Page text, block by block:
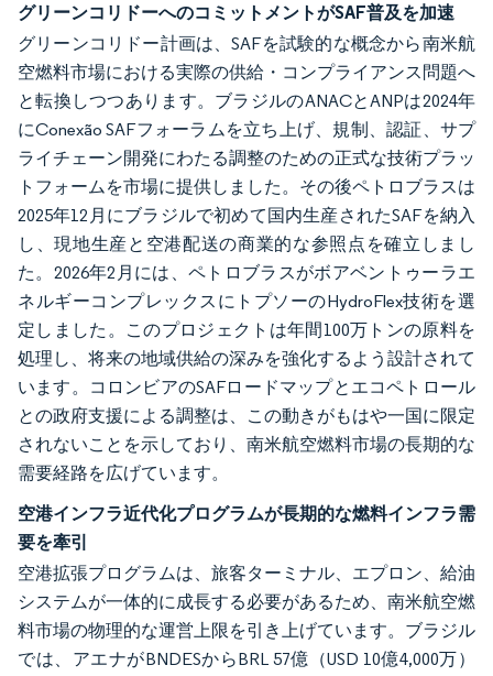
グリーンコリドーへのコミットメントがSAF普及を加速
グリーンコリドー計画は、SAFを試験的な概念から南米航
空燃料市場における実際の供給・コンプライアンス問題へ
と転換しつつあります。ブラジルのANACとANPは2024年
にConexão SAFフォーラムを立ち上げ、規制、認証、サプ
ライチェーン開発にわたる調整のための正式な技術プラッ
トフォームを市場に提供しました。その後ペトロブラスは
2025年12月にブラジルで初めて国内生産されたSAFを納入
し、現地生産と空港配送の商業的な参照点を確立しまし
た。2026年2月には、ペトロブラスがボアベントゥーラエ
ネルギーコンプレックスにトプソーのHydroFlex技術を選
定しました。このプロジェクトは年間100万トンの原料を
処理し、将来の地域供給の深みを強化するよう設計されて
います。コロンビアのSAFロードマップとエコペトロール
との政府支援による調整は、この動きがもはや一国に限定
されないことを示しており、南米航空燃料市場の長期的な
需要経路を広げています。
空港インフラ近代化プログラムが長期的な燃料インフラ需
要を牽引
空港拡張プログラムは、旅客ターミナル、エプロン、給油
システムが一体的に成長する必要があるため、南米航空燃
料市場の物理的な運営上限を引き上げています。ブラジル
では、アエナがBNDESからBRL 57億（USD 10億4,000万）